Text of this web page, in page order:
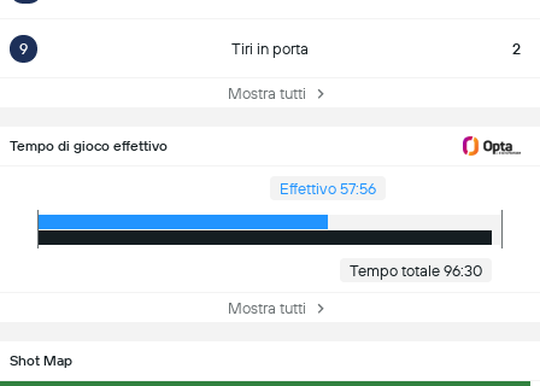
9 Tiri in porta 2
Mostra tutti
Tempo di gioco effettivo
Effettivo 57:56
Tempo totale 96:30
Mostra tutti
Shot Map